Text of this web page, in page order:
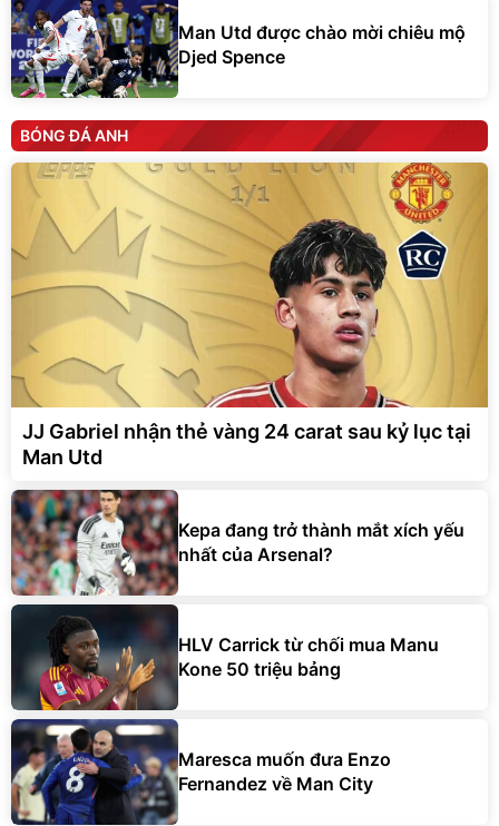
Man Utd được chào mời chiêu mộ
Djed Spence
BÓNG ĐÁ ANH
JJ Gabriel nhận thẻ vàng 24 carat sau kỷ lục tại
Man Utd
Kepa đang trở thành mắt xích yếu
nhất của Arsenal?
HLV Carrick từ chối mua Manu
Kone 50 triệu bảng
Maresca muốn đưa Enzo
Fernandez về Man City